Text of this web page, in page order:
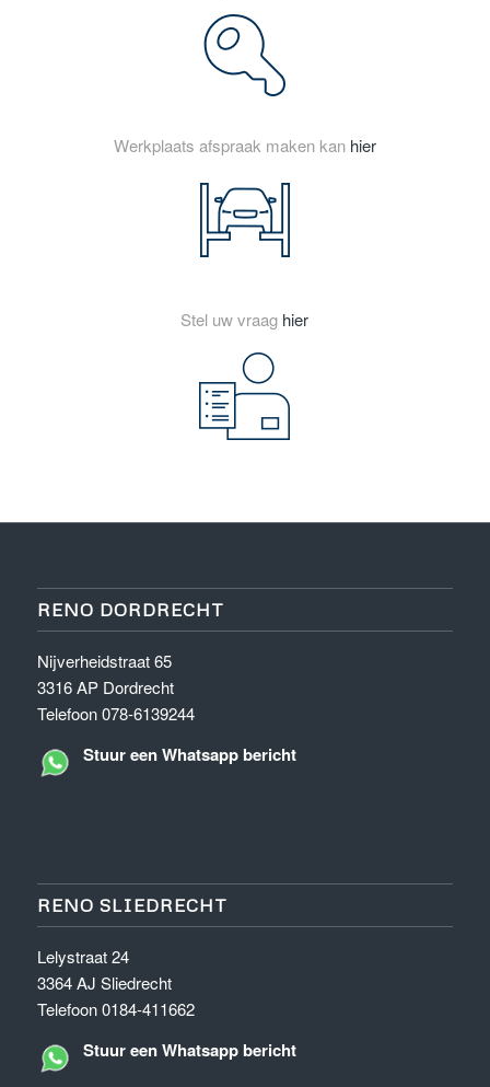
Werkplaats afspraak maken kan hier
Stel uw vraag hier
RENO DORDRECHT
Nijverheidstraat 65
3316 AP Dordrecht
Telefoon 078-6139244
Stuur een Whatsapp bericht
RENO SLIEDRECHT
Lelystraat 24
3364 AJ Sliedrecht
Telefoon 0184-411662
Stuur een Whatsapp bericht